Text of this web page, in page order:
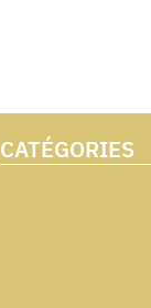
CATÉGORIES